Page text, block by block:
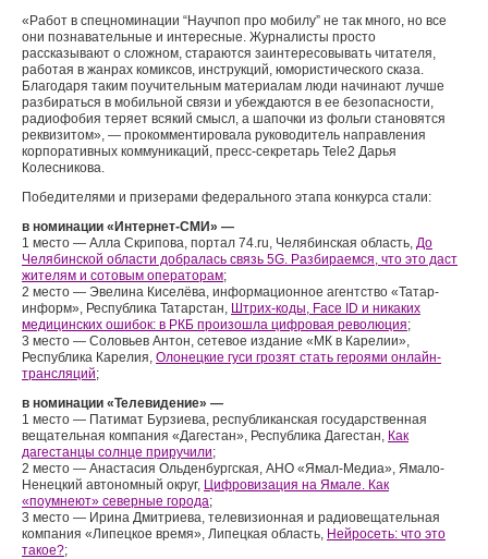
«Работ в спецноминации “Научпоп про мобилу” не так много, но все
они познавательные и интересные. Журналисты просто
рассказывают о сложном, стараются заинтересовывать читателя,
работая в жанрах комиксов, инструкций, юмористического сказа.
Благодаря таким поучительным материалам люди начинают лучше
разбираться в мобильной связи и убеждаются в ее безопасности,
радиофобия теряет всякий смысл, а шапочки из фольги становятся
реквизитом», — прокомментировала руководитель направления
корпоративных коммуникаций, пресс-секретарь Tele2 Дарья
Колесникова.
Победителями и призерами федерального этапа конкурса стали:
в номинации «Интернет-СМИ» —
1 место — Алла Скрипова, портал 74.ru, Челябинская область, До
Челябинской области добралась связь 5G. Разбираемся, что это даст
жителям и сотовым операторам;
2 место — Эвелина Киселёва, информационное агентство «Татар-
информ», Республика Татарстан, Штрих-коды, Face ID и никаких
медицинских ошибок: в РКБ произошла цифровая революция;
3 место — Соловьев Антон, сетевое издание «МК в Карелии»,
Республика Карелия, Олонецкие гуси грозят стать героями онлайн-
трансляций;
в номинации «Телевидение» —
1 место — Патимат Бурзиева, республиканская государственная
вещательная компания «Дагестан», Республика Дагестан, Как
дагестанцы солнце приручили;
2 место — Анастасия Ольденбургская, АНО «Ямал-Медиа», Ямало-
Ненецкий автономный округ, Цифровизация на Ямале. Как
«поумнеют» северные города;
3 место — Ирина Дмитриева, телевизионная и радиовещательная
компания «Липецкое время», Липецкая область, Нейросеть: что это
такое?;